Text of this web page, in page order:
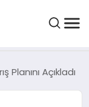
Planını Açıkladı